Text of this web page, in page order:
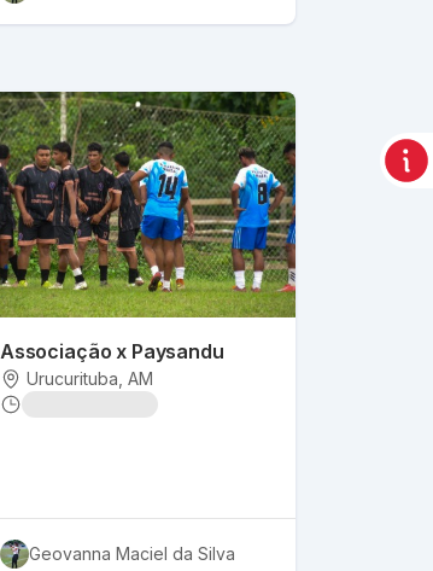
Associação x Paysandu
Urucurituba , AM
Geovanna Maciel da Silva